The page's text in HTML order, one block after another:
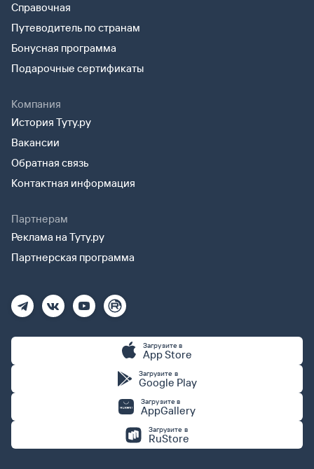
Справочная
Путеводитель по странам
Бонусная программа
Подарочные сертификаты
Компания
История Туту.ру
Вакансии
Обратная связь
Контактная информация
Партнерам
Реклама на Туту.ру
Партнерская программа
Загрузите в
App Store
Загрузите в
Google Play
Загрузите в
AppGallery
Загрузите в
RuStore